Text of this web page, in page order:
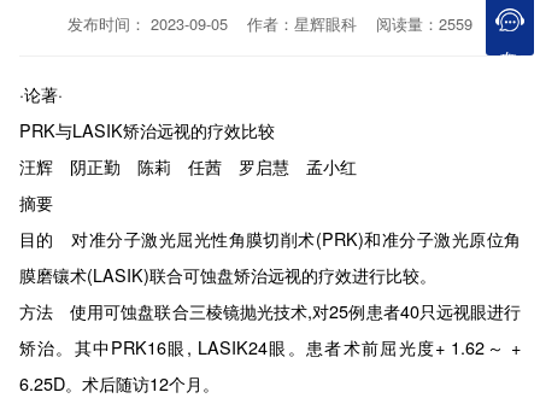
发布时间： 2023-09-05 作者：星辉眼科 阅读量：2559
·论著·
PRK与LASIK矫治远视的疗效比较
汪辉 阴正勤 陈莉 任茜 罗启慧 孟小红
摘要
目的 对准分子激光屈光性角膜切削术(PRK)和准分子激光原位角
膜磨镶术(LASIK)联合可蚀盘矫治远视的疗效进行比较。
方法 使用可蚀盘联合三棱镜抛光技术,对25例患者40只远视眼进行
矫治。其中PRK16眼, LASIK24眼。患者术前屈光度+ 1.62～ +
6.25D。术后随访12个月。